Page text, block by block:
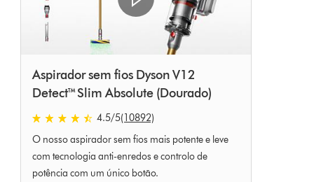
Aspirador sem fios Dyson V12
Detect™ Slim Absolute (Dourado)
4.5 estrelas de 5 em 10892 Ratings
4.5/5(10892)
O nosso aspirador sem fios mais potente e leve
com tecnologia anti-enredos e controlo de
potência com um único botão.